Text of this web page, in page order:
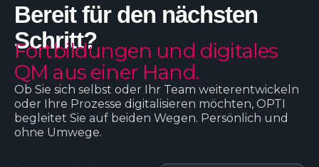
Bereit für den nächsten
Schritt?
Fortbildungen und digitales
QM aus einer Hand.
Ob Sie sich selbst oder Ihr Team weiterentwickeln
oder Ihre Prozesse digitalisieren möchten, OPTI
begleitet Sie auf beiden Wegen. Persönlich und
ohne Umwege.